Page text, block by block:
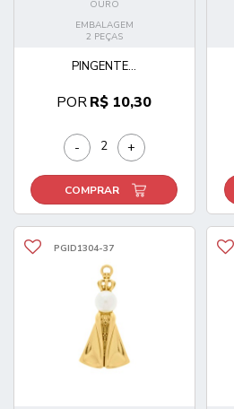
OURO
EMBALAGEM
2 PEÇAS
PINGENTE...
PORR$ 10,30
- +
COMPRAR
PGID1304-37